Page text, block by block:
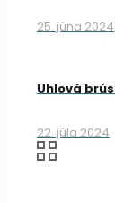
25. júna 2024
Uhlová
22. júla 2024